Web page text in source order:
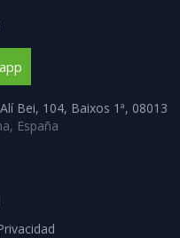
Bei, 104, Baixos 1ª, 08013
España